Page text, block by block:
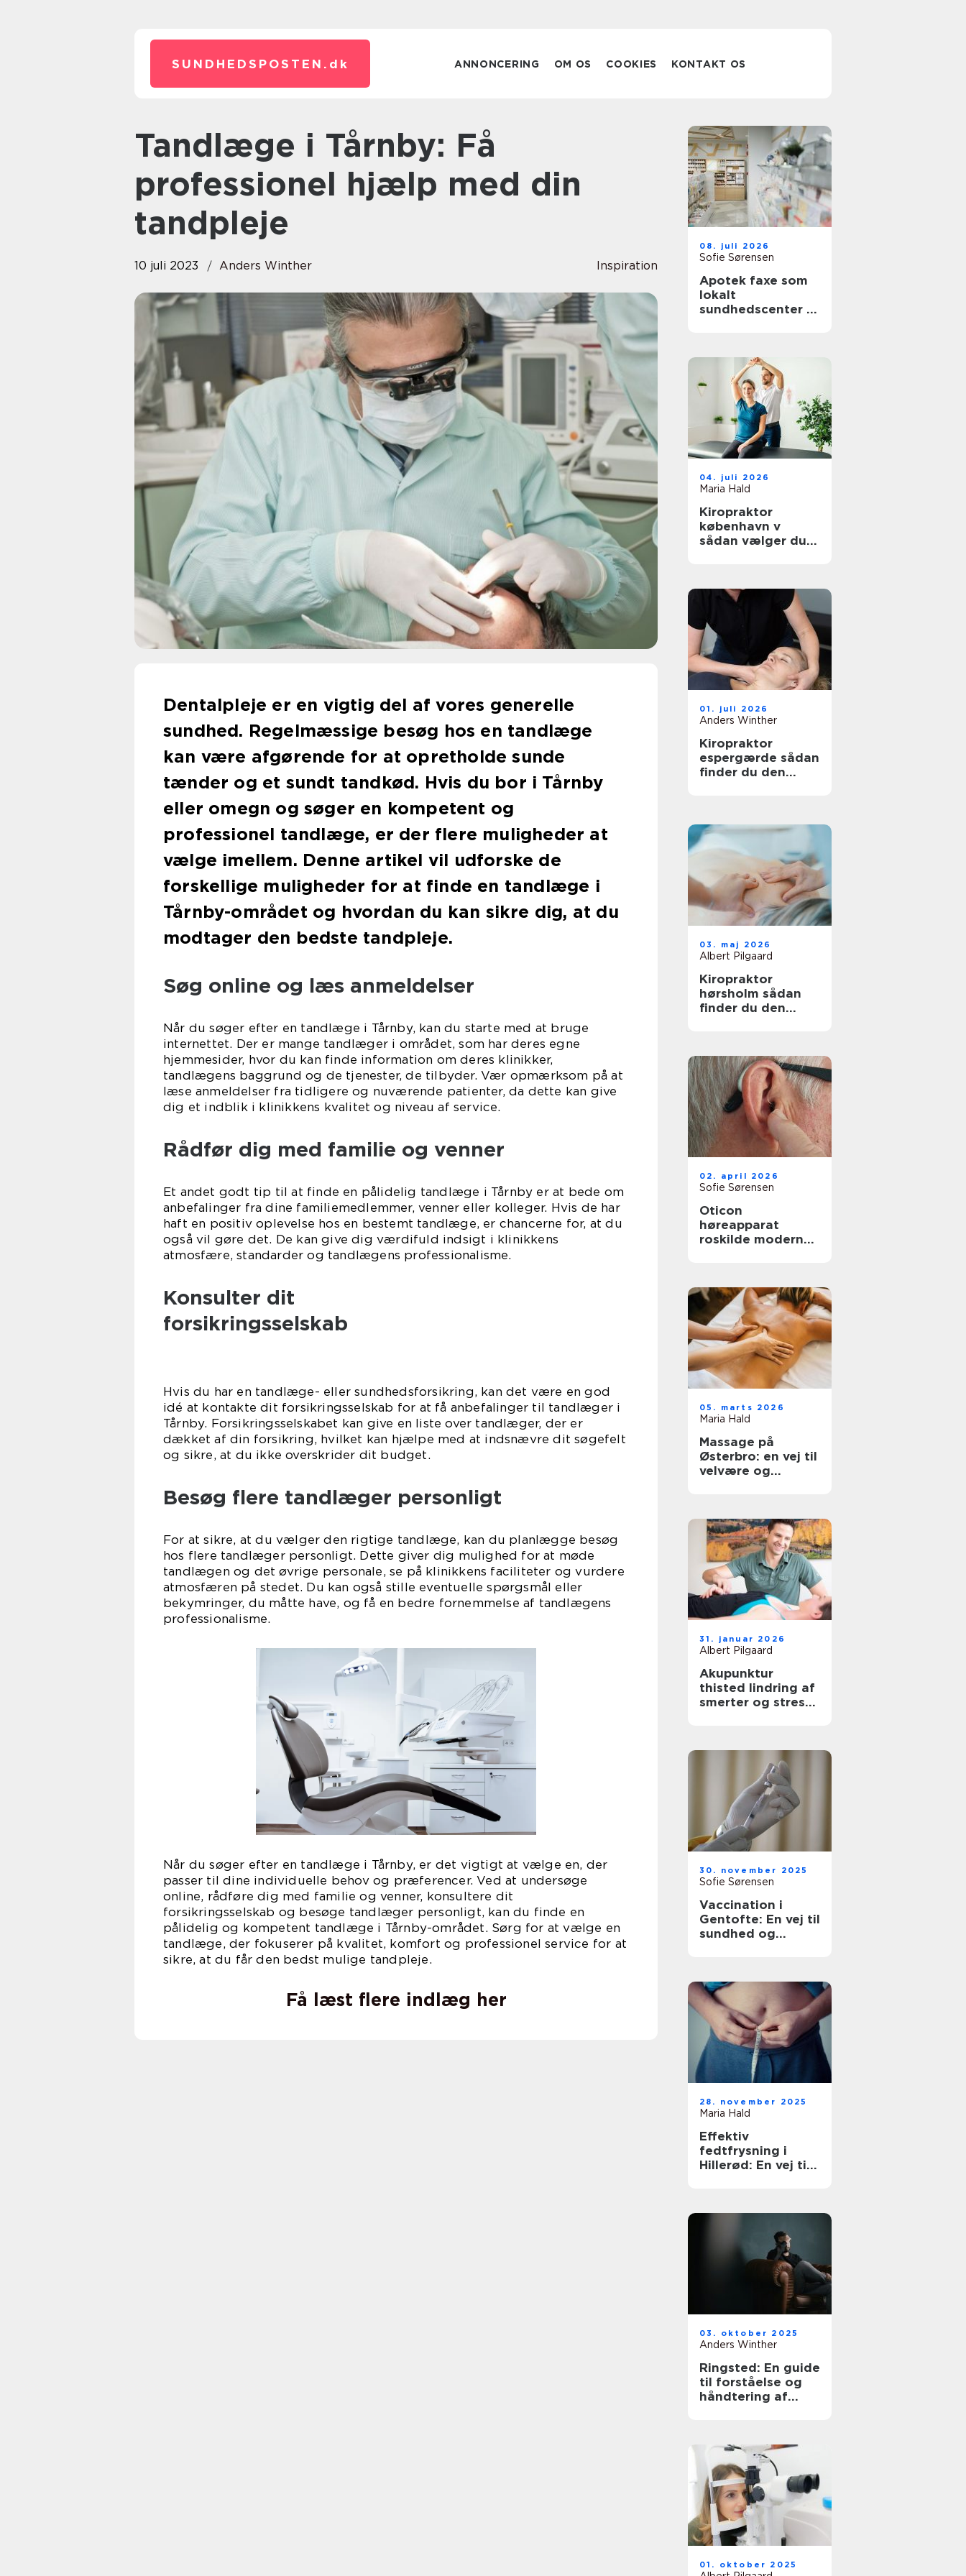
SUNDHEDSPOSTEN. dk ANNONCERING OM OS COOKIES KONTAKT OS
Tandlæge i Tårnby: Få
professionel hjælp med din
tandpleje
10 juli 2023 Anders Winther Inspiration
Dentalpleje er en vigtig del af vores generelle
sundhed. Regelmæssige besøg hos en tandlæge
kan være afgørende for at opretholde sunde
tænder og et sundt tandkød. Hvis du bor i Tårnby
eller omegn og søger en kompetent og
professionel tandlæge, er der flere muligheder at
vælge imellem. Denne artikel vil udforske de
forskellige muligheder for at finde en tandlæge i
Tårnby-området og hvordan du kan sikre dig, at du
modtager den bedste tandpleje.
Søg online og læs anmeldelser
Når du søger efter en tandlæge i Tårnby, kan du starte med at bruge
internettet. Der er mange tandlæger i området, som har deres egne
hjemmesider, hvor du kan finde information om deres klinikker,
tandlægens baggrund og de tjenester, de tilbyder. Vær opmærksom på at
læse anmeldelser fra tidligere og nuværende patienter, da dette kan give
dig et indblik i klinikkens kvalitet og niveau af service.
Rådfør dig med familie og venner
Et andet godt tip til at finde en pålidelig tandlæge i Tårnby er at bede om
anbefalinger fra dine familiemedlemmer, venner eller kolleger. Hvis de har
haft en positiv oplevelse hos en bestemt tandlæge, er chancerne for, at du
også vil gøre det. De kan give dig værdifuld indsigt i klinikkens
atmosfære, standarder og tandlægens professionalisme.
Konsulter dit
forsikringsselskab
Hvis du har en tandlæge- eller sundhedsforsikring, kan det være en god
idé at kontakte dit forsikringsselskab for at få anbefalinger til tandlæger i
Tårnby. Forsikringsselskabet kan give en liste over tandlæger, der er
dækket af din forsikring, hvilket kan hjælpe med at indsnævre dit søgefelt
og sikre, at du ikke overskrider dit budget.
Besøg flere tandlæger personligt
For at sikre, at du vælger den rigtige tandlæge, kan du planlægge besøg
hos flere tandlæger personligt. Dette giver dig mulighed for at møde
tandlægen og det øvrige personale, se på klinikkens faciliteter og vurdere
atmosfæren på stedet. Du kan også stille eventuelle spørgsmål eller
bekymringer, du måtte have, og få en bedre fornemmelse af tandlægens
professionalisme.
Når du søger efter en tandlæge i Tårnby, er det vigtigt at vælge en, der
passer til dine individuelle behov og præferencer. Ved at undersøge
online, rådføre dig med familie og venner, konsultere dit
forsikringsselskab og besøge tandlæger personligt, kan du finde en
pålidelig og kompetent tandlæge i Tårnby-området. Sørg for at vælge en
tandlæge, der fokuserer på kvalitet, komfort og professionel service for at
sikre, at du får den bedst mulige tandpleje.
Få læst flere indlæg her
08. juli 2026
Sofie Sørensen
Apotek faxe som
lokalt
sundhedscenter i
04. juli 2026
Maria Hald
Kiropraktor
københavn v
sådan vælger du
01. juli 2026
Anders Winther
Kiropraktor
espergærde sådan
finder du den
03. maj 2026
Albert Pilgaard
Kiropraktor
hørsholm sådan
finder du den
02. april 2026
Sofie Sørensen
Oticon
høreapparat
roskilde moderne
05. marts 2026
Maria Hald
Massage på
Østerbro: en vej til
velvære og
31. januar 2026
Albert Pilgaard
Akupunktur
thisted lindring af
smerter og stress
30. november 2025
Sofie Sørensen
Vaccination i
Gentofte: En vej til
sundhed og
28. november 2025
Maria Hald
Effektiv
fedtfrysning i
Hillerød: En vej til
03. oktober 2025
Anders Winther
Ringsted: En guide
til forståelse og
håndtering af
01. oktober 2025